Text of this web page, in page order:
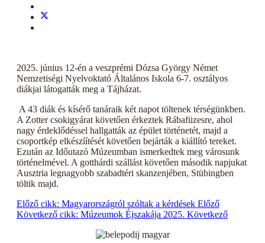
2025. június 12-én a veszprémi Dózsa György Német
Nemzetiségi Nyelvoktató Általános Iskola 6-7. osztályos
diákjai látogatták meg a Tájházat.
A 43 diák és kísérő tanáraik két napot töltenek térségünkben.
A Zotter csokigyárat követően érkeztek Rábafüzesre, ahol
nagy érdeklődéssel hallgatták az épület történetét, majd a
csoportkép elkészíítését követően bejárták a kiállító tereket.
Ezután az Időutazó Múzeumban ismerkedtek meg városunk
történelmével. A gotthárdi szállást követően második napjukat
Ausztria legnagyobb szabadtéri skanzenjében, Stübingben
töltik majd.
Előző cikk: Magyarországról szóltak a kérdések Előző
Következő cikk: Múzeumok Éjszakája 2025. Következő